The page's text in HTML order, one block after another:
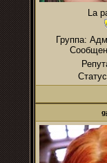
La
Группа: